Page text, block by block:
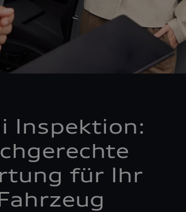
Inspektion:
für Ihr